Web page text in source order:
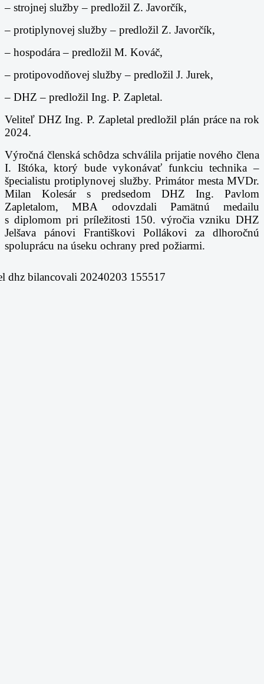
– strojnej služby – predložil Z. Javorčík,
– protiplynovej služby – predložil Z. Javorčík,
– hospodára – predložil M. Kováč,
– protipovodňovej služby – predložil J. Jurek,
– DHZ – predložil Ing. P. Zapletal.
Veliteľ DHZ Ing. P. Zapletal predložil plán práce na rok
2024.
Výročná členská schôdza schválila prijatie nového člena
I. Ištóka, ktorý bude vykonávať funkciu technika –
špecialistu protiplynovej služby.Primátor mesta MVDr.
Milan Kolesár s predsedom DHZ Ing. Pavlom
Zapletalom, MBA odovzdali Pamätnú medailu
s diplomom pri príležitosti 150. výročia vzniku DHZ
Jelšava pánovi Františkovi Pollákovi za dlhoročnú
spoluprácu na úseku ochrany pred požiarmi.